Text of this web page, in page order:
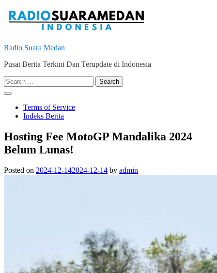
content
Radio Suara Medan
Pusat Berita Terkini Dan Terupdate di Indonesia
Search
for:
Terms of Service
Indeks Berita
Hosting Fee MotoGP Mandalika 2024
Belum Lunas!
Posted on 2024-12-142024-12-14 by admin